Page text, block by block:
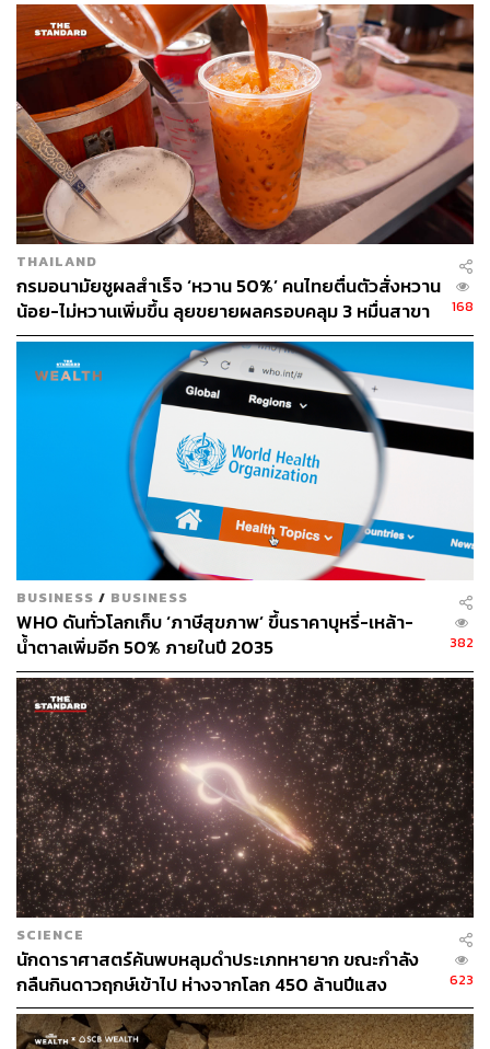
‘หมากฝรั่งอวกาศ’ นี้ ไม่ได้เป็นก้อนหมากฝรั่งขนาดใหญ่ที่ติด
มากับยาน แต่เป็นโครงสร้างขนาดเล็กที่กระจายตัวอยู่ในชั้น
น้ำแข็งและแร่ธาตุของดาวเคราะห์น้อยเบนนู มีขนาดใหญ่
เพียงระดับไมโครเมตรเท่านั้น แต่ก็มีความคล้ายกับโพลียูรีเท
นบนโลก จน Scott Sanford หัวหน้าคณะวิจัยจาก NASA’s
Ames Research Center เรียกมันอย่างไม่เป็นทางการว่า
“พลาสติกอวกาศ” แต่มีโครงสร้างที่ยุ่งเหยิงและเป็นระเบียบ
น้อยกว่า
การศึกษาตัวอย่างหินจากดาวเคราะห์น้อยเบนนู จะช่วยให้นัก
ดาราศาสตร์เข้าใจถึงกระบวนการต่าง ๆ ที่เกิดขึ้นในระบบ
สุริยะเมื่อช่วงแรกเริ่ม หรือประมาณ 4,500 ล้านปีที่แล้ว ทั้ง
วัตถุดิบต่าง ๆ และกระบวนการที่จำเป็นต่อการกำเนิดชีวิต ไม่
ว่าจะเป็นบนโลก หรือบนดาวดวงอื่น ๆ ในระบบสุริยะก็ตาม
งานวิจัยของคณะที่นำโดย Yoshihiro Furukawa ได้รับการตี
พิมพ์ในวารสาร Nature Geoscience เมื่อวันที่ 2 ธันวาคม
และงานวิจัยของคณะที่นำโดย Scott Sanford ได้รับการตี
พิมพ์ในวารสาร Nature Astronomy ในวันเดียวกัน
แม้จะนำหินจากดาวเคราะห์น้อยเบนนูกลับมาถึงโลกเมื่อปี
2023 แต่ยานอวกาศ OSIRIS-REx ยังปฏิบัติภารกิจอยู่ โดยได้
รับการต่อขยายภารกิจให้บินไปสำรวจดาวเคราะห์น้อยอะโพ
พิส ที่มีกำหนดมาเฉียดใกล้โลกในเดือนเมษายน 2029 ภายใต้
ชื่อใหม่ว่า OSIRIS-APEX เพื่อศึกษาและทำความเข้าใจ
คุณสมบัติและดาวเคราะห์น้อยใกล้โลกได้ดียิ่งขึ้น
ภาพ: NASA
อ้างอิง:
https://www.nasa.gov/missions/osiris-rex/sugars-gum
-stardust-found-in-nasas-asteroid-bennu-samples/
https://www.nature.com/articles/s41561-025-01838-6
#Sec2
https://www.nature.com/articles/s41550-025-02694-5
TAGS: กลูโคส ดาวเคราะห์น้อย นักดาราศาสตร์
THAILAND
กรมอนามัยชูผลสำเร็จ ‘หวาน 50%’ คนไทยตื่นตัวสั่งหวาน
น้อย-ไม่หวานเพิ่มขึ้น ลุยขยายผลครอบคลุม 3 หมื่นสาขา
168
BUSINESS / BUSINESS
WHO ดันทั่วโลกเก็บ ‘ภาษีสุขภาพ’ ขึ้นราคาบุหรี่-เหล้า-
น้ำตาลเพิ่มอีก 50% ภายในปี 2035
382
SCIENCE
นักดาราศาสตร์ค้นพบหลุมดำประเภทหายาก ขณะกำลัง
กลืนกินดาวฤกษ์เข้าไป ห่างจากโลก 450 ล้านปีแสง
623